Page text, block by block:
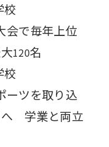
校
会で毎年上位
120名
校
ーツを取り込
学業と両立